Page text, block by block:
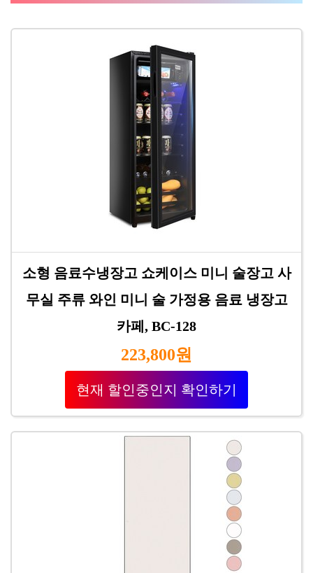
소형 음료수냉장고 쇼케이스 미니 술장고 사
무실 주류 와인 미니 술 가정용 음료 냉장고
카페, BC-128
223,800원
현재 할인중인지 확인하기